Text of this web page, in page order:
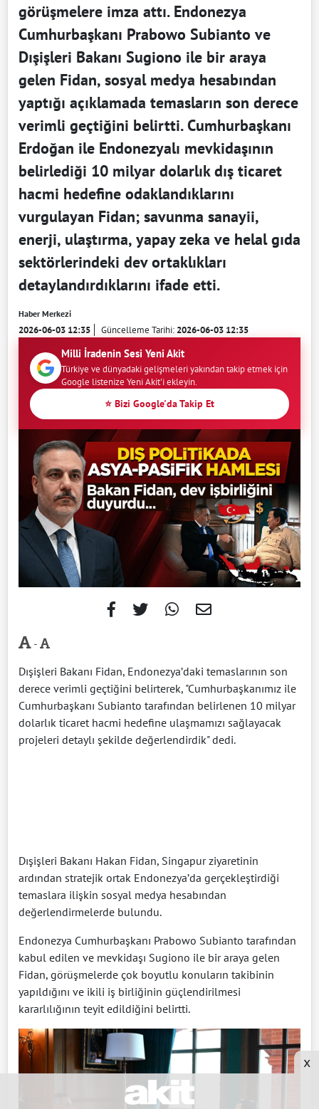
görüşmelere imza attı. Endonezya
Cumhurbaşkanı Prabowo Subianto ve
Dışişleri Bakanı Sugiono ile bir araya
gelen Fidan, sosyal medya hesabından
yaptığı açıklamada temasların son derece
verimli geçtiğini belirtti. Cumhurbaşkanı
Erdoğan ile Endonezyalı mevkidaşının
belirlediği 10 milyar dolarlık dış ticaret
hacmi hedefine odaklandıklarını
vurgulayan Fidan; savunma sanayii,
enerji, ulaştırma, yapay zeka ve helal gıda
sektörlerindeki dev ortaklıkları
detaylandırdıklarını ifade etti.
Haber Merkezi
2026-06-03 12:35 Güncelleme Tarihi:2026-06-03 12:35
Milli İradenin Sesi Yeni Akit
Türkiye ve dünyadaki gelişmeleri yakından takip etmek için
Google listenize Yeni Akit'i ekleyin.
⭐ Bizi Google'da Takip Et
-
Dışişleri Bakanı Fidan, Endonezya’daki temaslarının son
derece verimli geçtiğini belirterek, "Cumhurbaşkanımız ile
Cumhurbaşkanı Subianto tarafından belirlenen 10 milyar
dolarlık ticaret hacmi hedefine ulaşmamızı sağlayacak
projeleri detaylı şekilde değerlendirdik" dedi.
Dışişleri Bakanı Hakan Fidan, Singapur ziyaretinin
ardından stratejik ortak Endonezya’da gerçekleştirdiği
temaslara ilişkin sosyal medya hesabından
değerlendirmelerde bulundu.
Endonezya Cumhurbaşkanı Prabowo Subianto tarafından
kabul edilen ve mevkidaşı Sugiono ile bir araya gelen
Fidan, görüşmelerde çok boyutlu konuların takibinin
yapıldığını ve ikili iş birliğinin güçlendirilmesi
kararlılığının teyit edildiğini belirtti.
x